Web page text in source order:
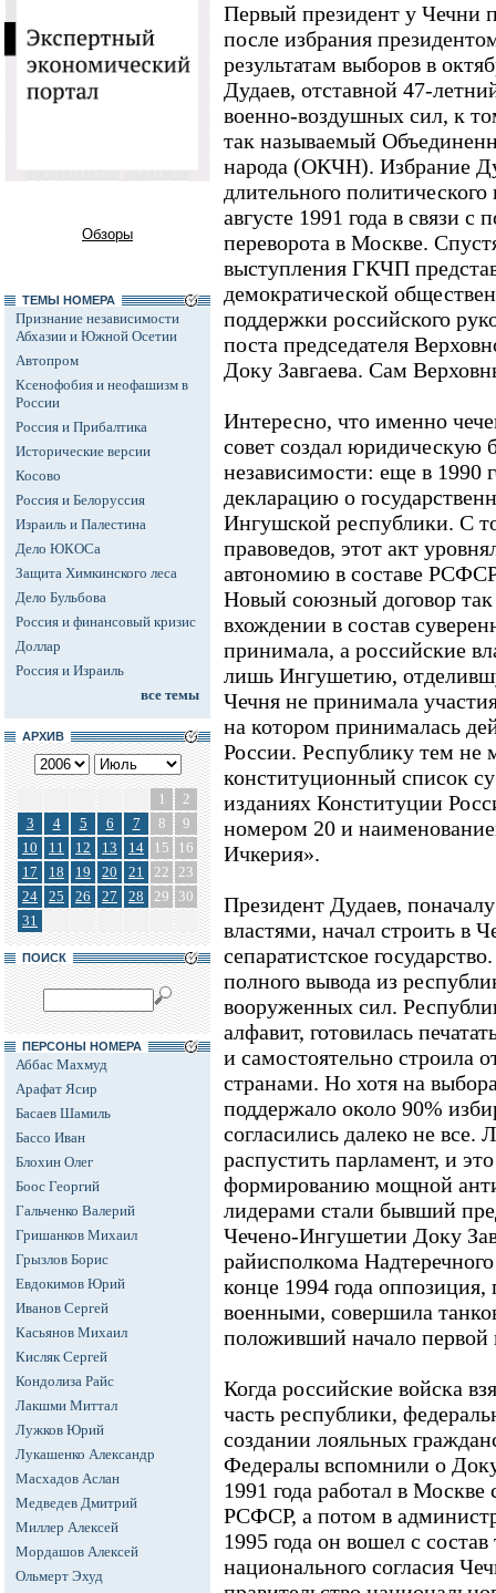
Обзоры
ТЕМЫ НОМЕРА
Признание независимости
Абхазии и Южной Осетии
Автопром
Ксенофобия и неофашизм в
России
Россия и Прибалтика
Исторические версии
Косово
Россия и Белоруссия
Израиль и Палестина
Дело ЮКОСа
Защита Химкинского леса
Дело Бульбова
Россия и финансовый кризис
Доллар
Россия и Израиль
все темы
АРХИВ
1
2
3
4 5 6 7 8
9
10
11 12 13 14 15
16
17
18 19 20 21 22 23
24
25 26 27 28 29
30
31
ПОИСК
ПЕРСОНЫ НОМЕРА
Аббас Махмуд
Арафат Ясир
Басаев Шамиль
Бассо Иван
Блохин Олег
Боос Георгий
Гальченко Валерий
Гришанков Михаил
Грызлов Борис
Евдокимов Юрий
Иванов Сергей
Касьянов Михаил
Кисляк Сергей
Кондолиза Райс
Лакшми Миттал
Лужков Юрий
Лукашенко Александр
Масхадов Аслан
Медведев Дмитрий
Миллер Алексей
Мордашов Алексей
Ольмерт Эхуд
Первый президент у Чечни
после избрания
результатам выборов в
Дудаев, отставной 47-
военно-воздушных сил, к
так называемый
народа (ОКЧН). Избрание
длительного
августе 1991 года в связи с
переворота в Москве.
выступления ГКЧП
демократической
поддержки российского
поста председателя
Доку Завгаева. Сам
Интересно, что именно
совет создал юридическую
независимости: еще в 1990
декларацию о
Ингушской республики. С
правоведов, этот акт
автономию в составе
Новый союзный договор
вхождении в состав
принимала, а российские
лишь Ингушетию,
Чечня не принимала
на котором принималась
России. Республику тем не
конституционный список
изданиях Конституции
номером 20 и
Ичкерия».
Президент Дудаев,
властями, начал строить в
сепаратистское
полного вывода из
вооруженных сил.
алфавит, готовилась
и самостоятельно строила
странами. Но хотя на
поддержало около 90%
согласились далеко не
распустить парламент, и
формированию мощной
лидерами стали бывший
Чечено-Ингушетии Доку
райисполкома
конце 1994 года
военными, совершила
положивший начало первой
Когда российские войска
часть республики,
создании лояльных
Федералы вспомнили о
1991 года работал в Москве
РСФСР, а потом в
1995 года он вошел с
национального согласия